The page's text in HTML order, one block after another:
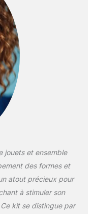
jouets et ensemble
des formes et
atout précieux pour
à stimuler son
kit se distingue par